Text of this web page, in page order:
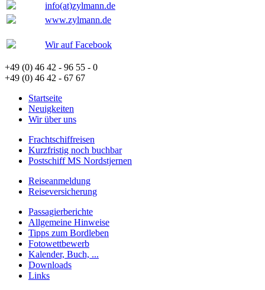
info(at)zylmann.de
www.zylmann.de
Wir auf Facebook
+49 (0) 46 42 - 96 55 - 0
+49 (0) 46 42 - 67 67
Startseite
Neuigkeiten
Wir über uns
Frachtschiffreisen
Kurzfristig noch buchbar
Postschiff MS Nordstjernen
Reiseanmeldung
Reiseversicherung
Passagierberichte
Allgemeine Hinweise
Tipps zum Bordleben
Fotowettbewerb
Kalender, Buch, ...
Downloads
Links